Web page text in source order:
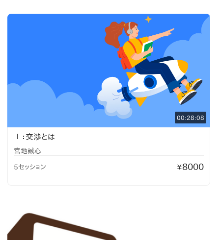
00:28:08
Ⅰ：交渉とは
宮地誠心
5セッション ¥8000